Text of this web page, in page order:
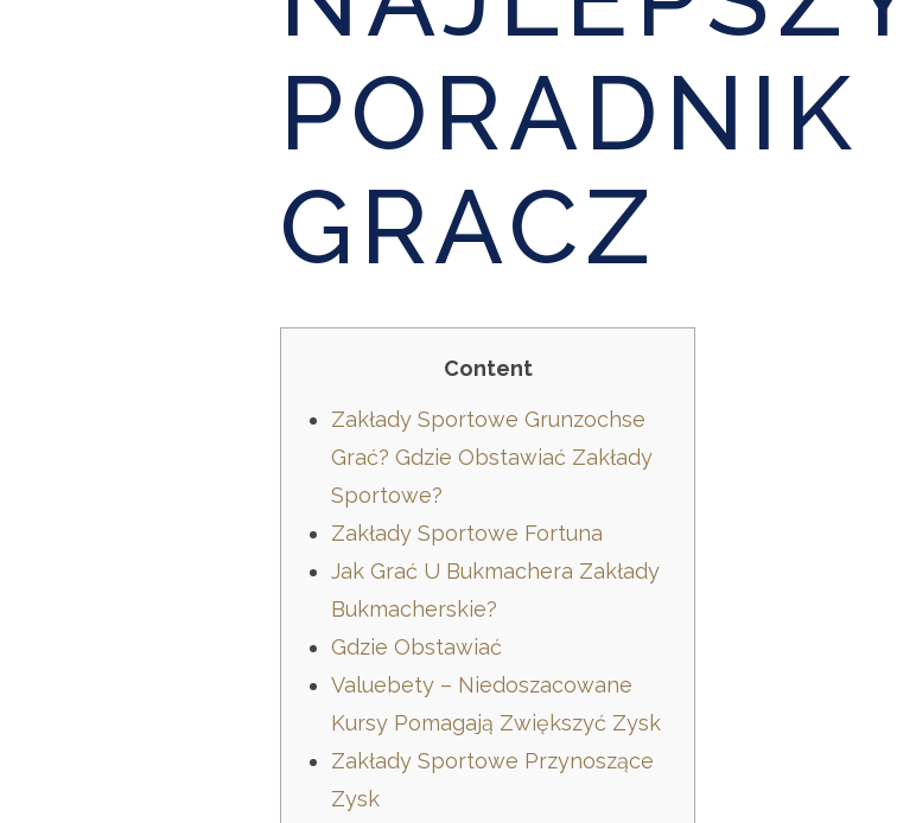
PORADNIK
GRACZ
Content
Zakłady Sportowe Grunzochse
Grać? Gdzie Obstawiać Zakłady
Sportowe?
Zakłady Sportowe Fortuna
Jak Grać U Bukmachera Zakłady
Bukmacherskie?
Gdzie Obstawiać
Valuebety – Niedoszacowane
Kursy Pomagają Zwiększyć Zysk
Zakłady Sportowe Przynoszące
Zysk